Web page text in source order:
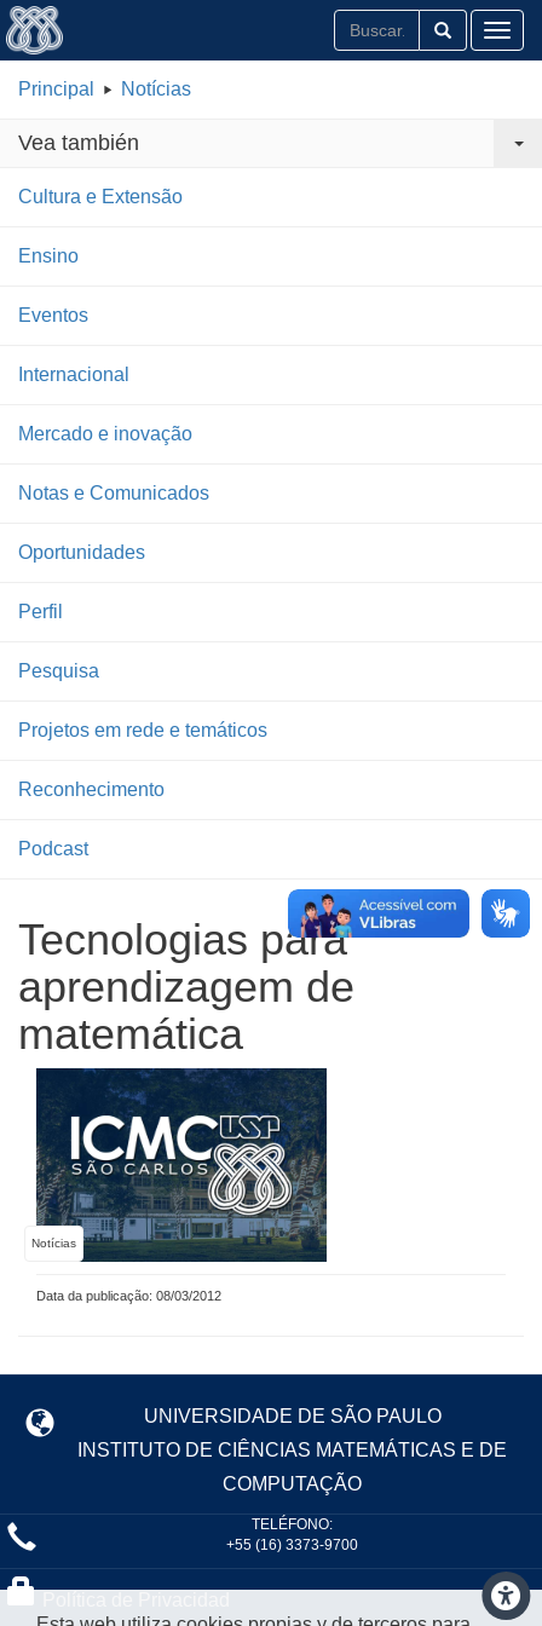
Principal Notícias
Vea también
Cultura e Extensão
Ensino
Eventos
Internacional
Mercado e inovação
Notas e Comunicados
Oportunidades
Perfil
Pesquisa
Projetos em rede e temáticos
Reconhecimento
Podcast
Tecnologias para
aprendizagem de
matemática
Notícias
Data da publicação: 08/03/2012
UNIVERSIDADE DE SÃO PAULO
INSTITUTO DE CIÊNCIAS MATEMÁTICAS E DE
COMPUTAÇÃO
TELÉFONO:
+55 (16) 3373-9700